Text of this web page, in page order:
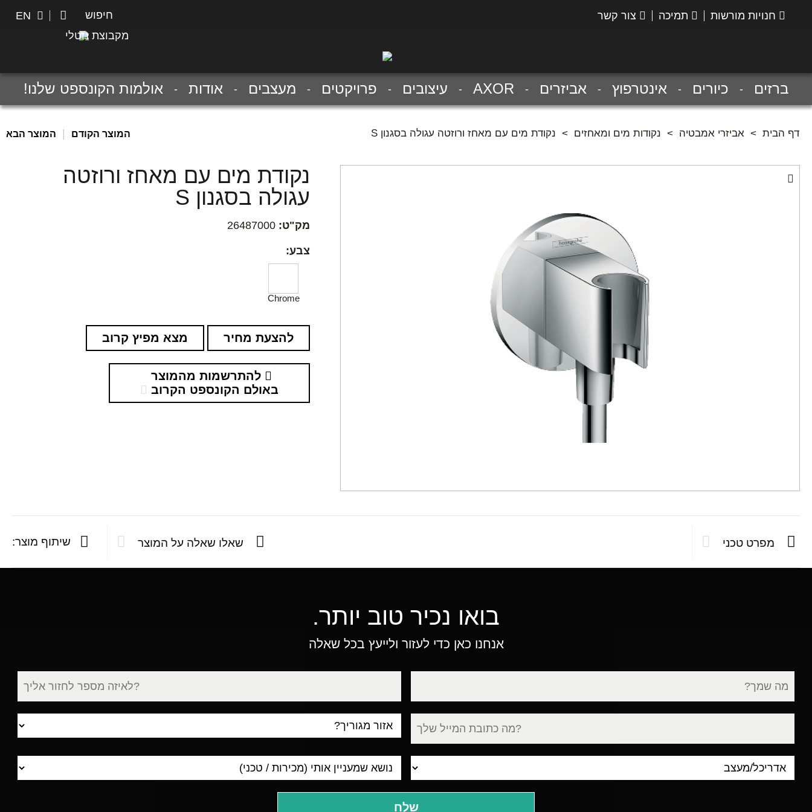
חנויות מורשות תמיכה צור קשר חיפוש EN
מקבוצת נוטלי
ברזים כיורים אינטרפוץ אביזרים AXOR עיצובים פרויקטים מעצבים אודות אולמות הקונספט שלנו!
דף הבית > אביזרי אמבטיה > נקודות מים ומאחזים > נקודת מים עם מאחז ורוזטה עגולה בסגנון S המוצר הקודם המוצר הבא
נקודת מים עם מאחז ורוזטה
עגולה בסגנון S
מק"ט: 26487000
צבע:
Chrome
להצעת מחיר מצא מפיץ קרוב
להתרשמות מהמוצר
באולם הקונספט הקרוב
מפרט טכני שאלו שאלה על המוצר שיתוף מוצר:
בואו נכיר טוב יותר.
אנחנו כאן כדי לעזור ולייעץ בכל שאלה
עיר
מגורים